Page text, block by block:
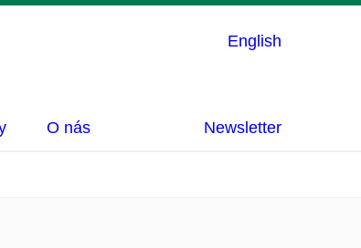
English
O nás Newsletter